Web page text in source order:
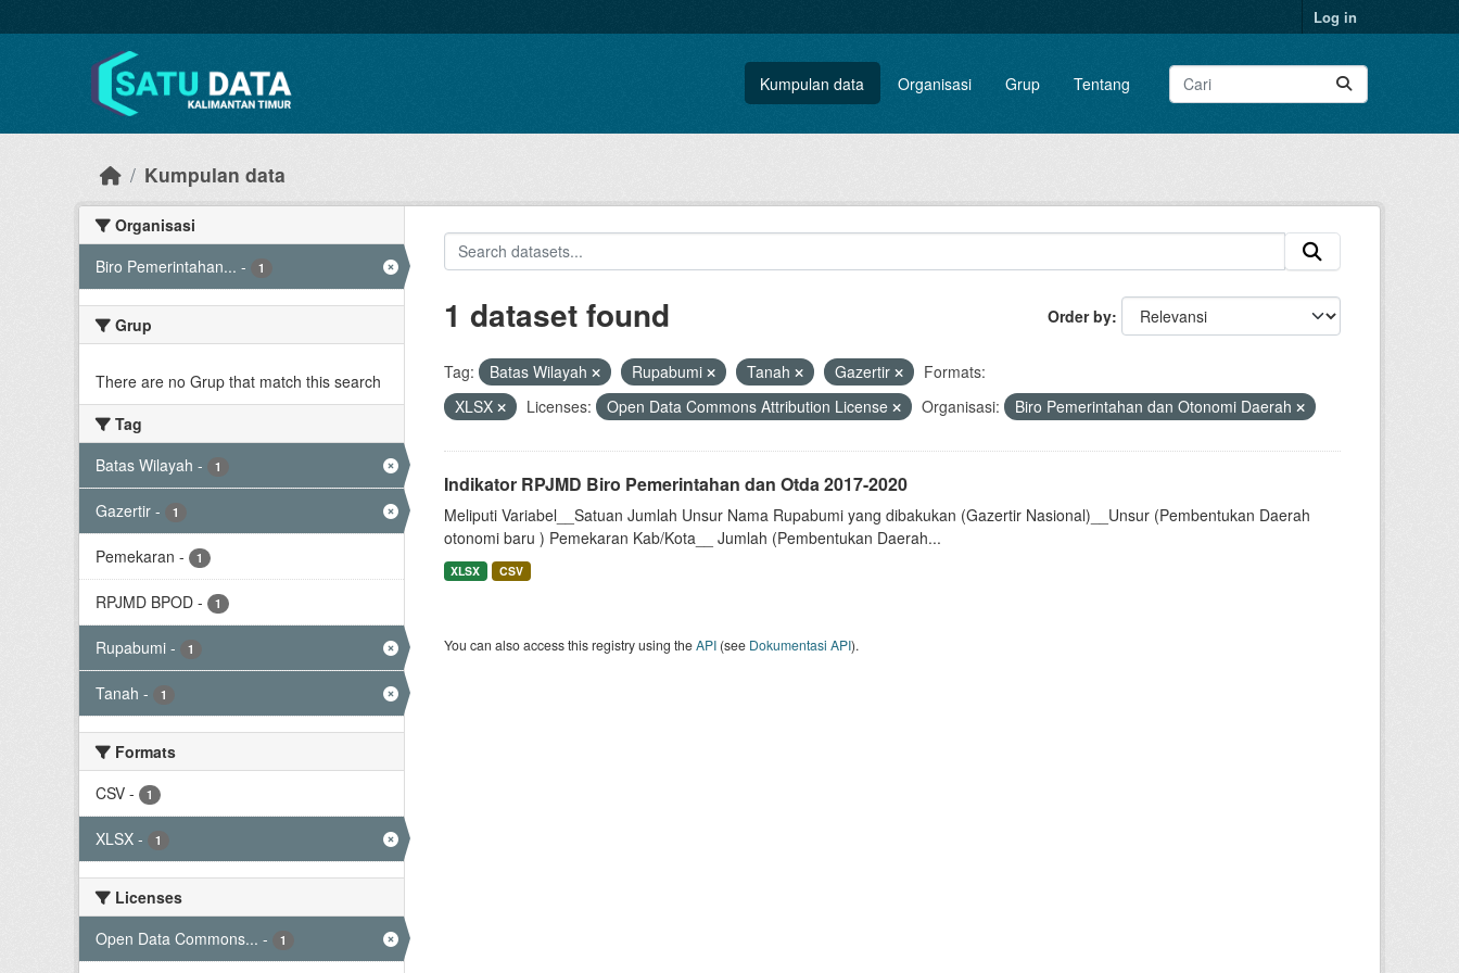
Log in
Kumpulan data Organisasi Grup Tentang
Kumpulan data
Organisasi
Biro Pemerintahan... - 1
Grup
There are no Grup that match this search
Tag
Batas Wilayah - 1
Gazertir - 1
Pemekaran - 1
RPJMD BPOD - 1
Rupabumi - 1
Tanah - 1
Formats
CSV - 1
XLSX - 1
Licenses
Open Data Commons... - 1
Order by
1 dataset found
Tag: Batas Wilayah Rupabumi Tanah Gazertir
Formats:
XLSX
Licenses: Open Data Commons Attribution License Organisasi: Biro Pemerintahan dan Otonomi Daerah
Indikator RPJMD Biro Pemerintahan dan Otda 2017-2020
Meliputi Variabel__Satuan Jumlah Unsur Nama Rupabumi yang dibakukan (Gazertir Nasional)__Unsur (Pembentukan Daerah
otonomi baru ) Pemekaran Kab/Kota__ Jumlah (Pembentukan Daerah...
XLSX CSV
You can also access this registry using theAPI(see Dokumentasi API).